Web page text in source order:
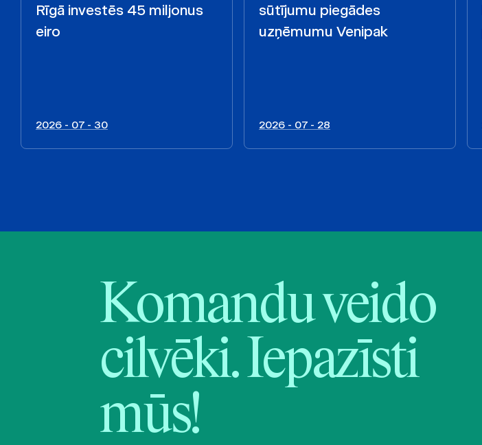
Rīgā investēs 45 miljonus
eiro
2026 - 07 - 30
sūtījumu piegādes
uzņēmumu Venipak
2026 - 07 - 28
Komandu veido
cilvēki. Iepazīsti
mūs!